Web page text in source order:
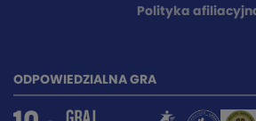
Polityka
ODPOWIEDZIALNA GRA